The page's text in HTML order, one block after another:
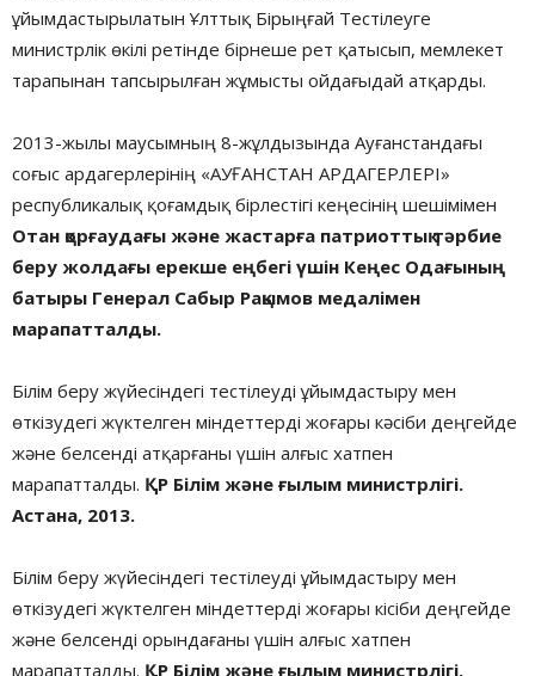
ұйымдастырылатын Ұлттық Бірыңғай Тестілеуге
министрлік өкілі ретінде бірнеше рет қатысып, мемлекет
тарапынан тапсырылған жұмысты ойдағыдай атқарды.
2013-жылы маусымның 8-жұлдызында Ауғанстандағы
соғыс ардагерлерінің «АУҒАНСТАН АРДАГЕРЛЕРІ»
республикалық қоғамдық бірлестігі кеңесінің шешімімен
Отан қорғаудағы және жастарға патриоттық тәрбие
беру жолдағы ерекше еңбегі үшін Кеңес Одағының
батыры Генерал Сабыр Рақымов медалімен
марапатталды.
Білім беру жүйесіндегі тестілеуді ұйымдастыру мен
өткізудегі жүктелген міндеттерді жоғары кәсіби деңгейде
және белсенді атқарғаны үшін алғыс хатпен
марапатталды. ҚР Білім және ғылым министрлігі.
Астана, 2013.
Білім беру жүйесіндегі тестілеуді ұйымдастыру мен
өткізудегі жүктелген міндеттерді жоғары кісіби деңгейде
және белсенді орындағаны үшін алғыс хатпен
марапатталды. ҚР Білім және ғылым министрлігі.